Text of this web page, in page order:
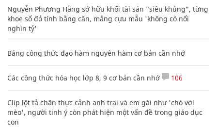
Nguyễn Phương Hằng sở hữu khối tài sản "siêu khủng", từng
khoe sổ đỏ tính bằng cân, mắng cựu mẫu 'không có nổi
nghìn tỷ'
Bảng công thức đạo hàm nguyên hàm cơ bản cần nhớ
Các công thức hóa học lớp 8, 9 cơ bản cần nhớ 106
Clip lột tả chân thực cảnh anh trai và em gái như 'chó với
mèo', người tinh ý còn phát hiện một vấn đề trong giáo dục
con